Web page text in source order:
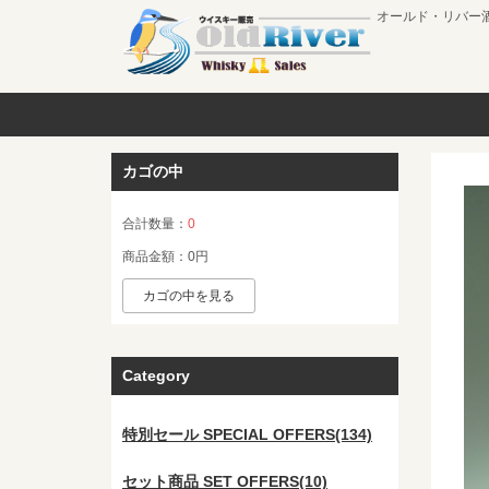
オールド・リバー
カゴの中
合計数量： 0
商品金額： 0円
カゴの中を見る
Category
特別セール SPECIAL OFFERS(134)
セット商品 SET OFFERS(10)